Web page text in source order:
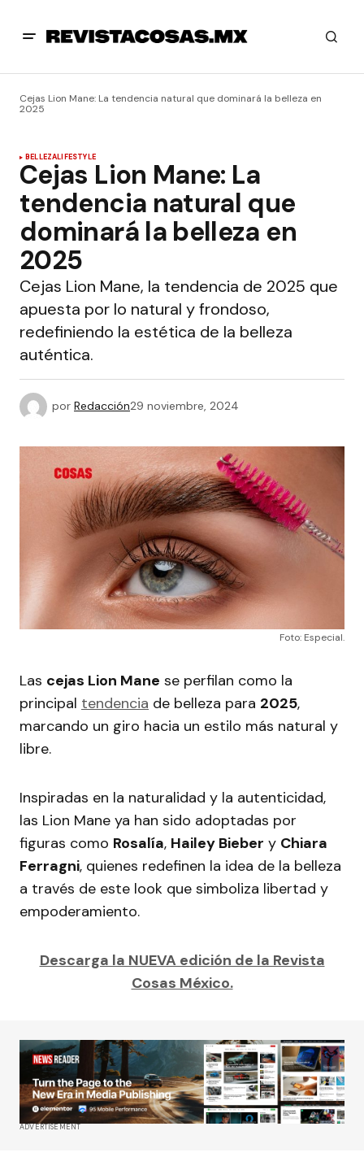
Cejas Lion Mane: La tendencia natural que dominará la belleza en
2025
BELLEZALIFESTYLE
Cejas Lion Mane: La
tendencia natural que
dominará la belleza en
2025
Cejas Lion Mane, la tendencia de 2025 que
apuesta por lo natural y frondoso,
redefiniendo la estética de la belleza
auténtica.
por Redacción29 noviembre, 2024
Foto: Especial.
Las cejas Lion Mane se perfilan como la
principal tendencia de belleza para 2025,
marcando un giro hacia un estilo más natural y
libre.
Inspiradas en la naturalidad y la autenticidad,
las Lion Mane ya han sido adoptadas por
figuras como Rosalía, Hailey Bieber y Chiara
Ferragni, quienes redefinen la idea de la belleza
a través de este look que simboliza libertad y
empoderamiento.
Descarga la NUEVA edición de la Revista
Cosas México.
ADVERTISEMENT